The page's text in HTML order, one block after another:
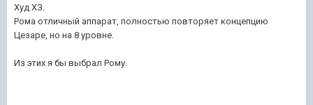
Худ ХЗ.
Рома отличный аппарат, полностью повторяет концепцию
Цезаре, но на 8 уровне.
Из этих я бы выбрал Рому.